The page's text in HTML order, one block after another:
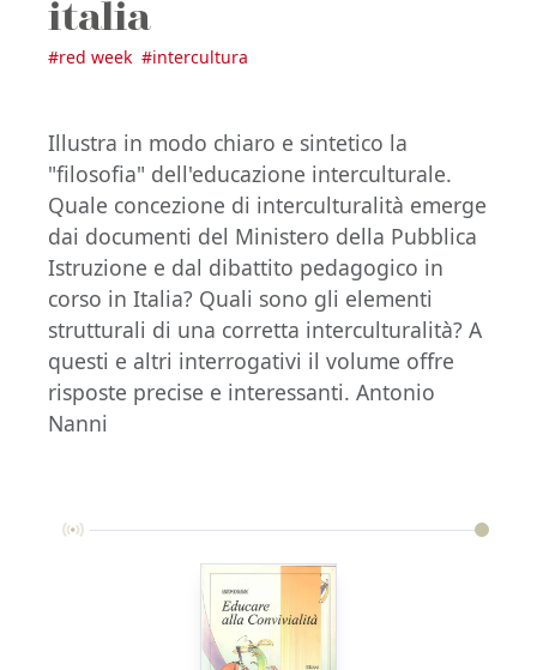
italia
#red week #intercultura
Illustra in modo chiaro e sintetico la
"filosofia" dell'educazione interculturale.
Quale concezione di interculturalità emerge
dai documenti del Ministero della Pubblica
Istruzione e dal dibattito pedagogico in
corso in Italia? Quali sono gli elementi
strutturali di una corretta interculturalità? A
questi e altri interrogativi il volume offre
risposte precise e interessanti. Antonio
Nanni